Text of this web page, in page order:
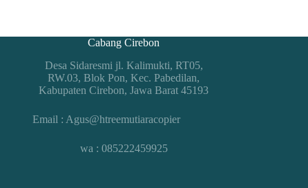
Cabang Cirebon
Desa Sidaresmi jl. Kalimukti, RT05,
RW.03, Blok Pon, Kec. Pabedilan,
Kabupaten Cirebon, Jawa Barat 45193
Email : Agus@htreemutiaracopier
wa : 085222459925